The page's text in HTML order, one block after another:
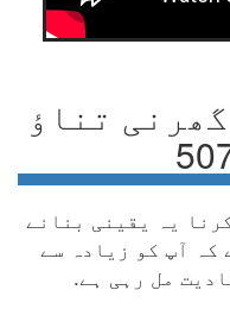
تناؤ
یہ یقینی بنانے
آپ کو زیادہ سے
مل رہی ہے.